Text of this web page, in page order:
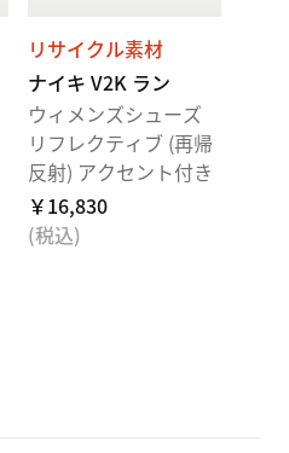
リサイクル素材
ナイキ V2K ラン
ウィメンズシューズ
リフレクティブ (再帰
反射) アクセント付き
￥16,830
(税込)